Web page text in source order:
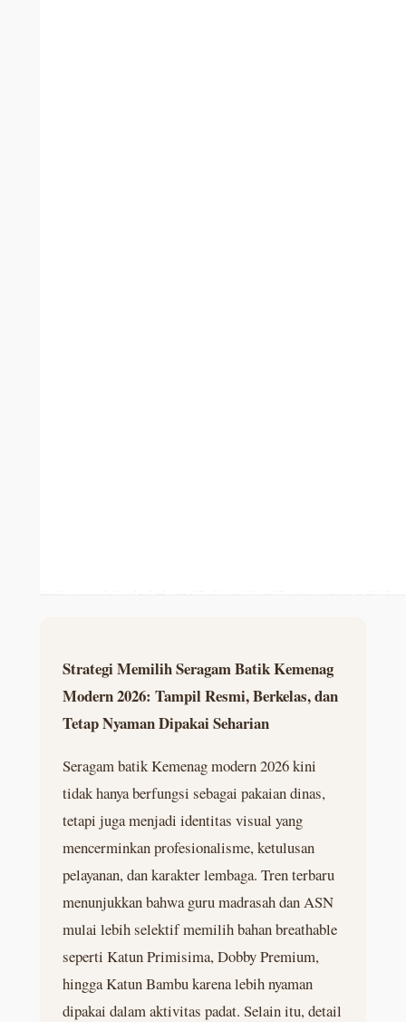
Strategi Memilih Seragam Batik Kemenag
Modern 2026: Tampil Resmi, Berkelas, dan
Tetap Nyaman Dipakai Seharian
Seragam batik Kemenag modern 2026 kini
tidak hanya berfungsi sebagai pakaian dinas,
tetapi juga menjadi identitas visual yang
mencerminkan profesionalisme, ketulusan
pelayanan, dan karakter lembaga. Tren terbaru
menunjukkan bahwa guru madrasah dan ASN
mulai lebih selektif memilih bahan breathable
seperti Katun Primisima, Dobby Premium,
hingga Katun Bambu karena lebih nyaman
dipakai dalam aktivitas padat. Selain itu, detail